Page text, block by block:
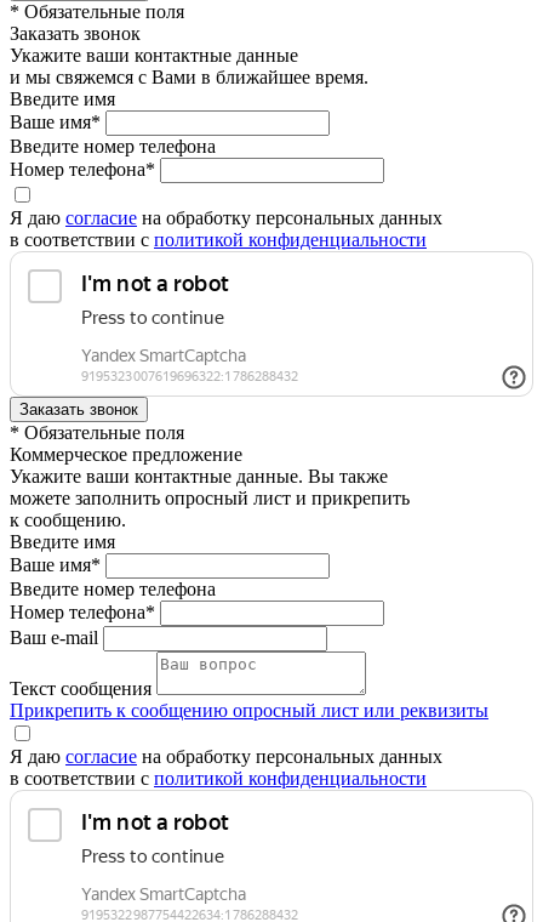
* Обязательные поля
Заказать звонок
Укажите ваши контактные данные
и мы свяжемся с Вами в ближайшее время.
Введите имя
Ваше имя*
Введите номер телефона
Номер телефона*
Я даю согласие на обработку персональных данных
в соответствии с политикой конфиденциальности
* Обязательные поля
Коммерческое предложение
Укажите ваши контактные данные. Вы также
можете заполнить опросный лист и прикрепить
к сообщению.
Введите имя
Ваше имя*
Введите номер телефона
Номер телефона*
Ваш e-mail
Текст сообщения
Прикрепить к сообщению опросный лист или реквизиты
Я даю согласие на обработку персональных данных
в соответствии с политикой конфиденциальности